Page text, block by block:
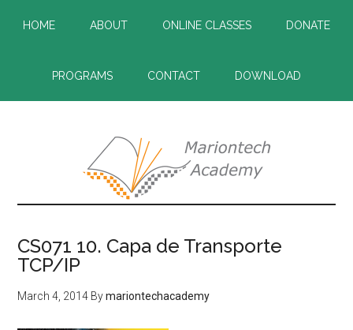
HOME ABOUT ONLINE CLASSES DONATE
PROGRAMS CONTACT DOWNLOAD
CS071 10. Capa de Transporte
TCP/IP
March 4, 2014 Bymariontechacademy